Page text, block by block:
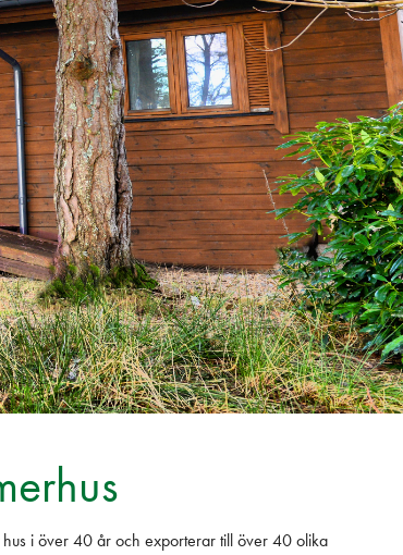
i över 40 år och exporterar till över 40 olika